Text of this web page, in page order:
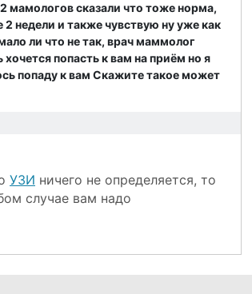
мамологов сказали что тоже норма,
2 недели и также чувствую ну уже как
ли что не так, врач маммолог
попасть к вам на приём но я
попаду к вам Скажите такое может
УЗИ ничего не определяется, то
случае вам надо